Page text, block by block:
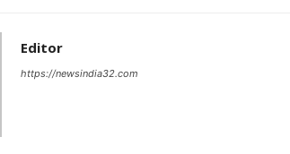
Editor
https://newsindia32.com